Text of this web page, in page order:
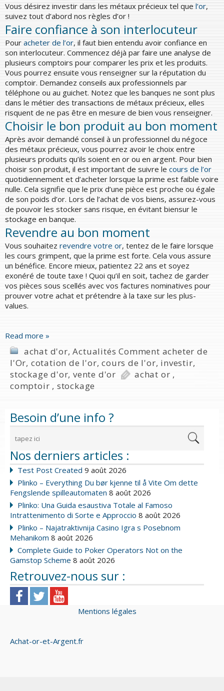
Vous désirez investir dans les métaux précieux tel que l’or,
suivez tout d’abord nos règles d’or !
Faire confiance à son interlocuteur
Pour acheter de l’or, il faut bien entendu avoir confiance en
son interlocuteur. Commencez déjà par faire une analyse de
plusieurs comptoirs pour comparer les prix et les produits.
Vous pourrez ensuite vous renseigner sur la réputation du
comptoir. Demandez conseils aux professionnels par
téléphone ou au guichet. Notez que les banques ne sont plus
dans le métier des transactions de métaux précieux, elles
risquent de ne pas être en mesure de bien vous renseigner.
Choisir le bon produit au bon moment
Après avoir demandé conseil à un professionnel du négoce
des métaux précieux, vous pourrez avoir le choix entre
plusieurs produits qu’ils soient en or ou en argent. Pour bien
choisir son produit, il est important de suivre le cours de l’or
quotidiennement et d’acheter lorsque la prime est faible voire
nulle. Cela signifie que le prix d’une pièce est proche ou égale
de son poids d’or. Lors de l’achat de vos biens, assurez-vous
de pouvoir les stocker sans risque, en évitant biensur le
stockage en banque.
Revendre au bon moment
Vous souhaitez revendre votre or, tentez de le faire lorsque
les cours grimpent, que la prime est forte. Cela vous assure
un bénéfice. Encore mieux, patientez 22 ans et soyez
exonéré de toute taxe ! Quoi qu’il en soit, tachez de garder
vos pièces sous scellés avec vos factures nominatives pour
prouver votre achat et prétendre à la taxe sur les plus-
values.
Read more »
achat d'or,Actualités Comment acheter de
l'Or, cotation de l'or,cours de l'or, investir,
stockage d'or,vente d'or achat or ,
comptoir , stockage
Besoin d’une info ?
Nos derniers articles :
Test Post Created 9 août 2026
Plinko – Everything Du bør kjenne til å Vite Om dette
Fengslende spilleautomaten 8 août 2026
Plinko: Una Guida esaustiva Totale al Famoso
Intrattenimento di Sorte e Approccio 8 août 2026
Plinko – Najatraktivnija Casino Igra s Posebnom
Mehanikom 8 août 2026
Complete Guide to Poker Operators Not on the
Gamstop Scheme 8 août 2026
Retrouvez-nous sur :
Mentions légales
Achat-or-et-Argent.fr